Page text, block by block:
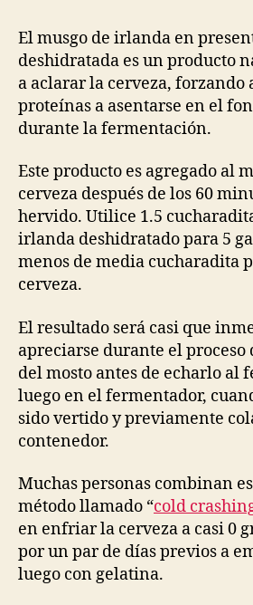
El musgo de irlanda en
deshidratada es un producto
a aclarar la cerveza, forzando
proteínas a asentarse en el
durante la fermentación.
Este producto es agregado al
cerveza después de los 60
hervido. Utilice 1.5
irlanda deshidratado para 5
menos de media cucharadita
cerveza.
El resultado será casi que
apreciarse durante el
del mosto antes de echarlo al
luego en el fermentador,
sido vertido y previamente
contenedor.
Muchas personas combinan
método llamado “cold
en enfriar la cerveza a casi 0
por un par de días previos a
luego con gelatina.